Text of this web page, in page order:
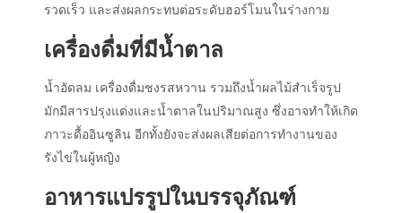
รวดเร็ว และส่งผลกระทบต่อระดับฮอร์โมนในร่างกาย
เครื่องดื่มที่มีน้ำตาล
น้ำอัดลม เครื่องดื่มชงรสหวาน รวมถึงน้ำผลไม้สำเร็จรูป
มักมีสารปรุงแต่งและน้ำตาลในปริมาณสูง ซึ่งอาจทำให้เกิด
ภาวะดื้ออินซูลิน อีกทั้งยังจะส่งผลเสียต่อการทำงานของ
รังไข่ในผู้หญิง
อาหารแปรรูปในบรรจุภัณฑ์